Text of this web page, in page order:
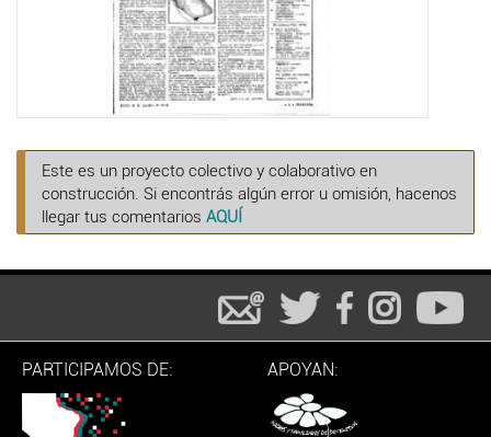
Este es un proyecto colectivo y colaborativo en
construcción. Si encontrás algún error u omisión, hacenos
llegar tus comentarios AQUÍ
PARTICIPAMOS DE: APOYAN: